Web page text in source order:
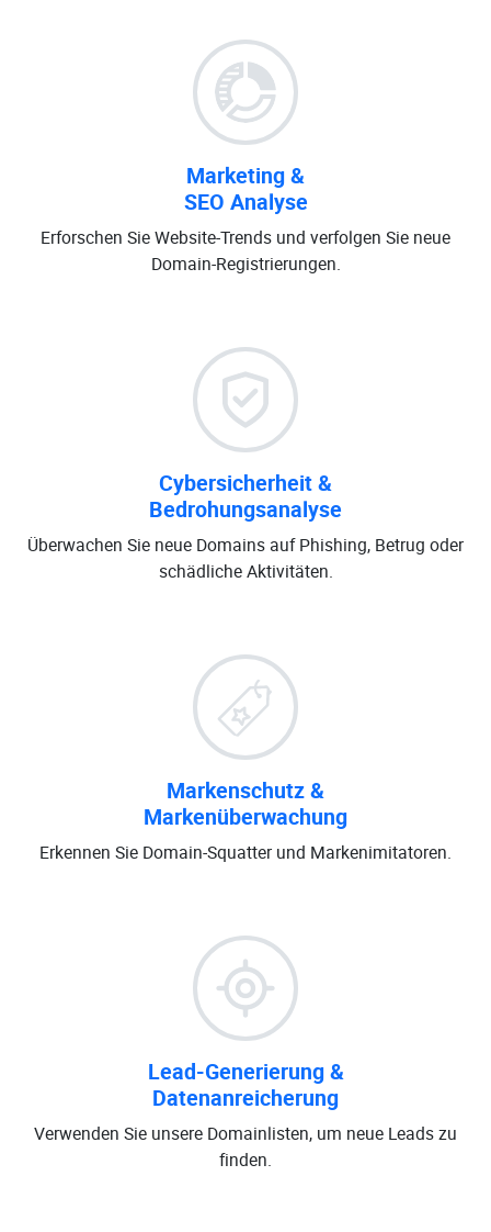
Marketing &
SEO Analyse
Erforschen Sie Website-Trends und verfolgen Sie neue
Domain-Registrierungen.
Cybersicherheit &
Bedrohungsanalyse
Überwachen Sie neue Domains auf Phishing, Betrug oder
schädliche Aktivitäten.
Markenschutz &
Markenüberwachung
Erkennen Sie Domain-Squatter und Markenimitatoren.
Lead-Generierung &
Datenanreicherung
Verwenden Sie unsere Domainlisten, um neue Leads zu
finden.